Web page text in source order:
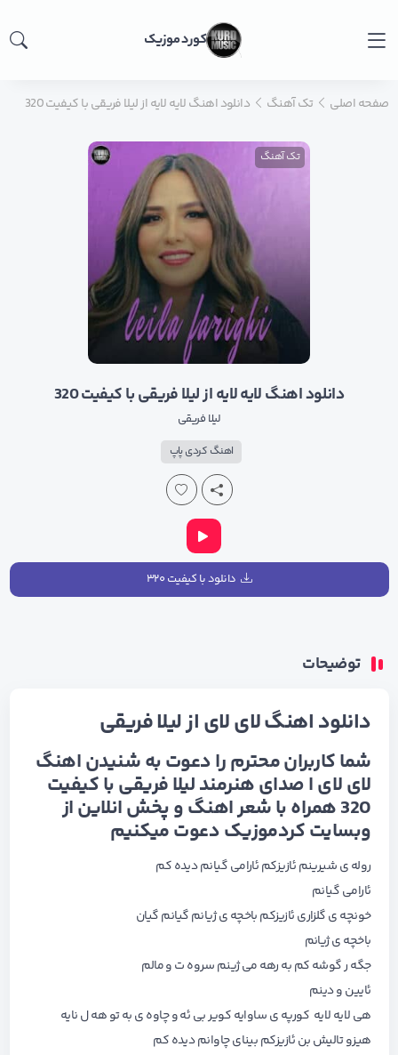
کورد موزیک
صفحه اصلی تک آهنگ دانلود اهنگ لایه لایه از لیلا فریقی با کیفیت 320
تک آهنگ
دانلود اهنگ لایه لایه از لیلا فریقی با کیفیت 320
لیلا فریقی
اهنگ کردی پاپ
دانلود با کیفیت ۳۲۰
توضیحات
دانلود اهنگ لای لای از لیلا فریقی
شما کاربران محترم را دعوت به شنیدن اهنگ
لای لای ا صدای هنرمند لیلا فریقی با کیفیت
320 همراه با شعر اهنگ و پخش انلاین از
وبسایت کردموزیک دعوت میکنیم
روله ی شیرینم ئازیزکم ئارامی گیانم دیده کم
ئارامی گیانم
خونچه ی گلزاری ئازیزکم باخچه ی ژیانم گیانم گیان
باخچه ی ژیانم
جگه ر گوشه کم به رهه می ژینم سروه ت و مالم
ئایین و دینم
هی لایه لایه کورپه ی ساوایه کویر بی ئه و چاوه ی به تو هه ل نایه
هیزو تالیش بن ئازیزکم بینای چاوانم دیده کم